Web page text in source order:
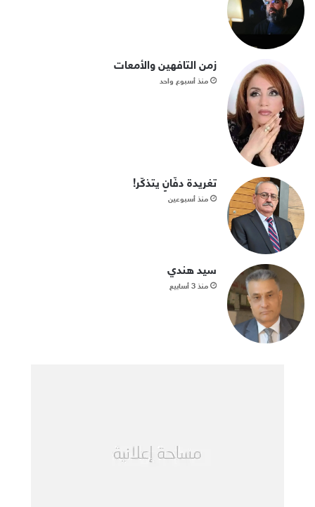
زمن التافهين والأمعات
منذ أسبوع واحد
تغريدة دفّانٍ يتذكّر!
منذ أسبوعين
سيد هندي
منذ 3 أسابيع